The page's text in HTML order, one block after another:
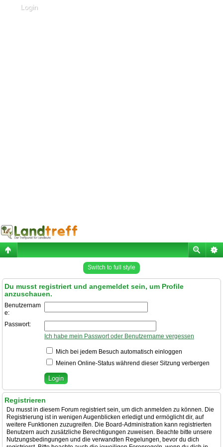
Login
Switch to full style
Du musst registriert und angemeldet sein, um Profile
anzuschauen.
Benutzernam
e:
Passwort:
Ich habe mein Passwort oder Benutzername vergessen
Mich bei jedem Besuch automatisch einloggen
Meinen Online-Status während dieser Sitzung verbergen
Registrieren
Du musst in diesem Forum registriert sein, um dich anmelden zu können. Die
Registrierung ist in wenigen Augenblicken erledigt und ermöglicht dir, auf
weitere Funktionen zuzugreifen. Die Board-Administration kann registrierten
Benutzern auch zusätzliche Berechtigungen zuweisen. Beachte bitte unsere
Nutzungsbedingungen und die verwandten Regelungen, bevor du dich